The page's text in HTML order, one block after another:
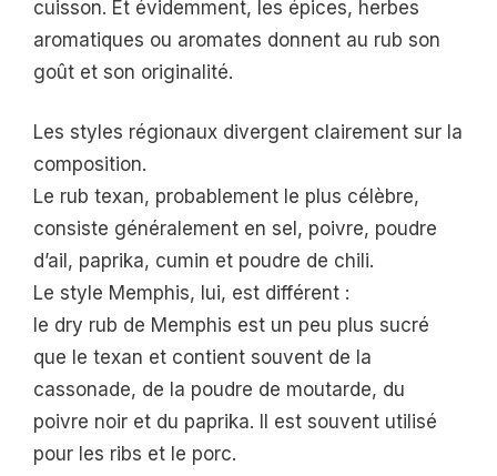
cuisson. Et évidemment, les épices, herbes
aromatiques ou aromates donnent au rub son
goût et son originalité.
Les styles régionaux divergent clairement sur la
composition.
Le rub texan, probablement le plus célèbre,
consiste généralement en sel, poivre, poudre
d’ail, paprika, cumin et poudre de chili.
Le style Memphis, lui, est différent :
le dry rub de Memphis est un peu plus sucré
que le texan et contient souvent de la
cassonade, de la poudre de moutarde, du
poivre noir et du paprika. Il est souvent utilisé
pour les ribs et le porc.